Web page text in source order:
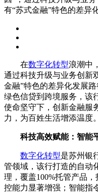
有“苏式金融”特色的差异
在数字化转型浪潮中
通过科技升级与业务创新
金融”特色的差异化发展
绿色信贷到跨境服务，该
使命坚守下，创新金融服
力，为百姓生活增添温度。
科技高效赋能：智能
数字化转型是苏州银
管领域，该行打造的自动
理，覆盖100%托管产品
控能力显著增强；智能指